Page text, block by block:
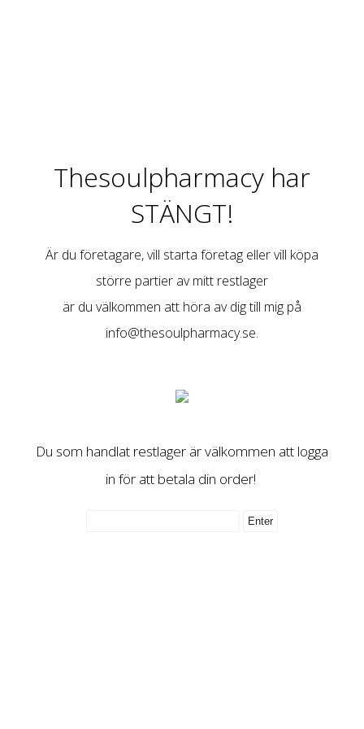
Thesoulpharmacy har
STÄNGT!
Är du företagare, vill starta företag eller vill köpa
större partier av mitt restlager
är du välkommen att höra av dig till mig på
info@thesoulpharmacy.se.
Du som handlat restlager är välkommen att logga
in för att betala din order!